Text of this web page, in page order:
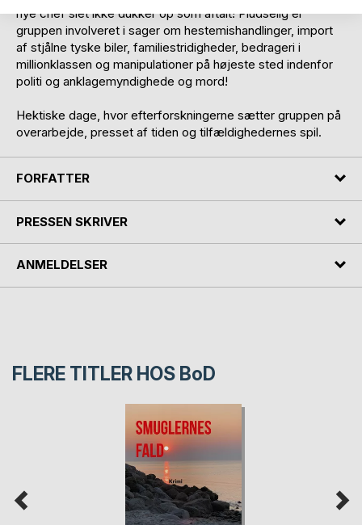
nye chef slet ikke dukker op som aftalt! Pludselig er
gruppen involveret i sager om hestemishandlinger, import
af stjålne tyske biler, familiestridigheder, bedrageri i
millionklassen og manipulationer på højeste sted indenfor
politi og anklagemyndighede og mord!
Hektiske dage, hvor efterforskningerne sætter gruppen på
overarbejde, presset af tiden og tilfældighedernes spil.
FORFATTER
PRESSEN SKRIVER
ANMELDELSER
FLERE TITLER HOS BoD